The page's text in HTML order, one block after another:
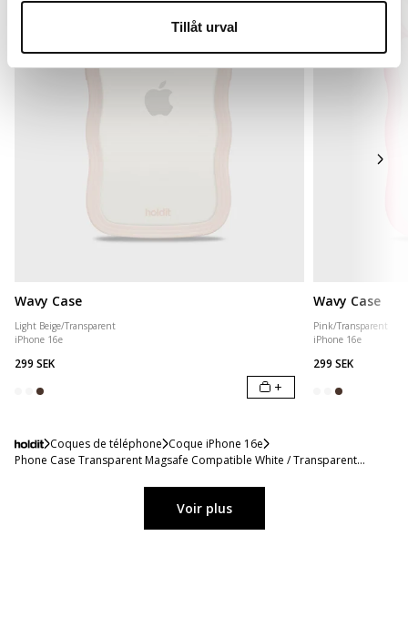
Tillåt urval
Wavy Case
Light Beige/Transparent
iPhone 16e
299 SEK
+
Wavy Case
Pink/Transparent
iPhone 16e
299 SEK
Coques de téléphone Coque iPhone 16e
Phone Case Transparent Magsafe Compatible White / Transparent
Voir plus